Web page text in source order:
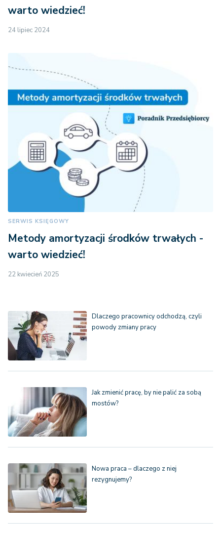
warto wiedzieć!
24 lipiec 2024
SERWIS KSIĘGOWY
Metody amortyzacji środków trwałych -
warto wiedzieć!
22 kwiecień 2025
Dlaczego pracownicy odchodzą, czyli
powody zmiany pracy
Jak zmienić pracę, by nie palić za sobą
mostów?
Nowa praca – dlaczego z niej
rezygnujemy?